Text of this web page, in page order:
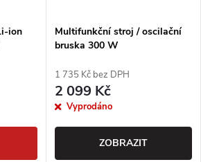
ion
Multifunkční stroj / oscilační
bruska 300 W
1 735 Kč bez DPH
2 099 Kč
Vyprodáno
ZOBRAZIT